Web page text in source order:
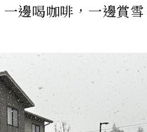
邊喝咖啡，一邊賞